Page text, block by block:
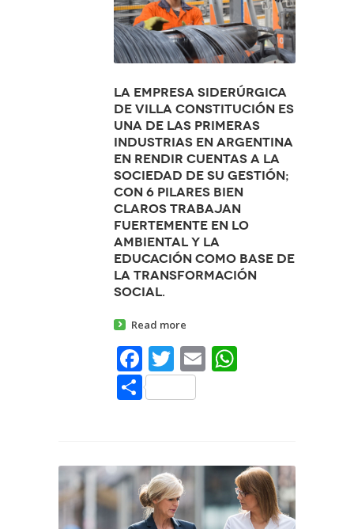
La empresa siderúrgica
de Villa Constitución es
una de las primeras
industrias en Argentina
en rendir cuentas a la
sociedad de su gestión;
con 6 pilares bien
claros trabajan
fuertemente en lo
ambiental y la
educación como base de
la transformación
social.
Read more
Facebook
Twitter
Email
Share